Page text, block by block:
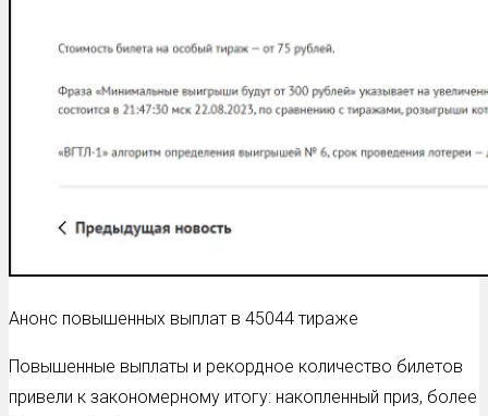
Анонс повышенных выплат в 45044 тираже
Повышенные выплаты и рекордное количество билетов
привели к закономерному итогу: накопленный приз, более